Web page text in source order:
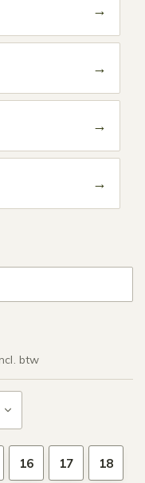
→
→
→
→
btw
16 17 18